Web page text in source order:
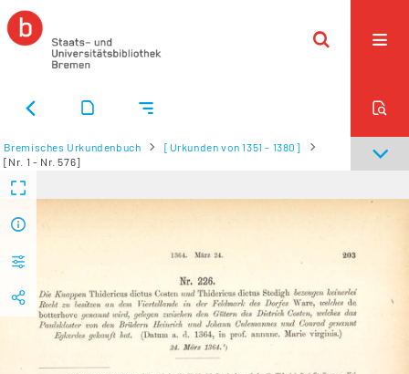
Bremisches Urkundenbuch
[Urkunden von 1351 - 1380]
[Nr. 1 - Nr. 576]